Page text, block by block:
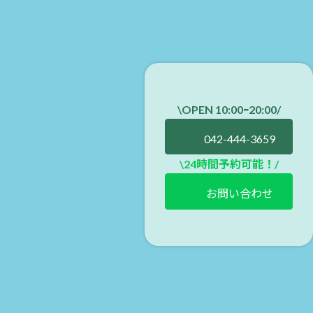
\OPEN 10:00ｰ20:00/
042-444-3659
\24時間予約可能！/
お問い合わせ